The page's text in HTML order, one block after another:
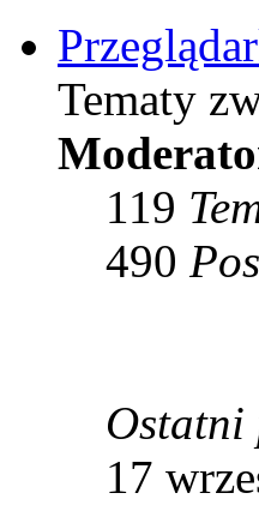
Tematy
119
490
Ostatni
17